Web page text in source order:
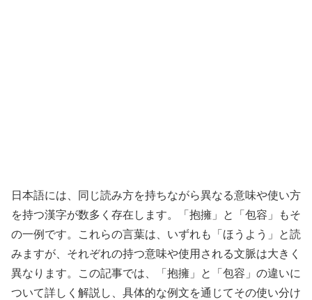
日本語には、同じ読み方を持ちながら異なる意味や使い方
を持つ漢字が数多く存在します。「抱擁」と「包容」もそ
の一例です。これらの言葉は、いずれも「ほうよう」と読
みますが、それぞれの持つ意味や使用される文脈は大きく
異なります。この記事では、「抱擁」と「包容」の違いに
ついて詳しく解説し、具体的な例文を通じてその使い分け